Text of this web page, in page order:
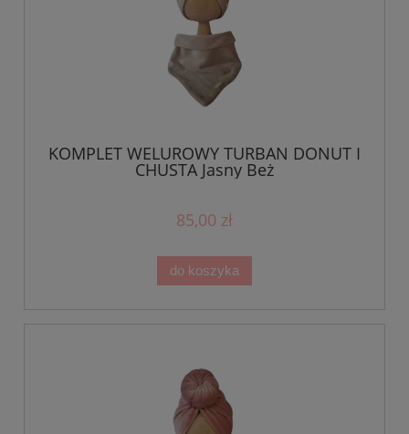
KOMPLET WELUROWY TURBAN DONUT I
CHUSTA Jasny Beż
85,00 zł
do koszyka